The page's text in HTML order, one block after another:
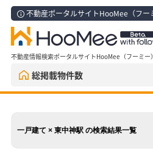
不動産ポータルサイトHooMee（フーミ
不動産情報検索ポータルサイトHooMee（フーミー）
総掲載物件数
一戸建て × 東中神駅 の検索結果一覧